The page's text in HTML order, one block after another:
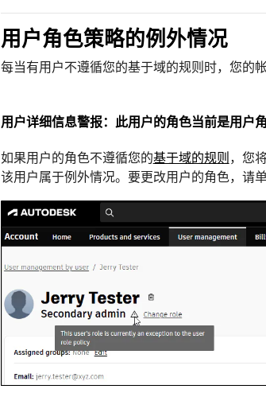
用户角色策略的例外情况
每当有用户不遵循您的基于域的规则时，您的
用户详细信息警报：此用户的角色当前是用户
如果用户的角色不遵循您的基于域的规则，您
该用户属于例外情况。要更改用户的角色，请